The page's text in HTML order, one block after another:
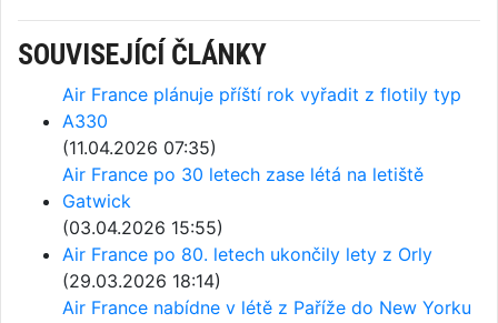
SOUVISEJÍCÍ ČLÁNKY
Air France plánuje příští rok vyřadit z flotily typ
A330
(11.04.2026 07:35)
Air France po 30 letech zase létá na letiště
Gatwick
(03.04.2026 15:55)
Air France po 80. letech ukončily lety z Orly
(29.03.2026 18:14)
Air France nabídne v létě z Paříže do New Yorku